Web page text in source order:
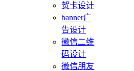
贺卡设计
banner广
告设计
微信二维
码设计
微信朋友